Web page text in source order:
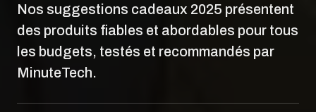
Nos suggestions cadeaux 2025 présentent
des produits fiables et abordables pour tous
les budgets, testés et recommandés par
MinuteTech.